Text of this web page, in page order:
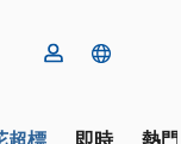
超標 即時 熱